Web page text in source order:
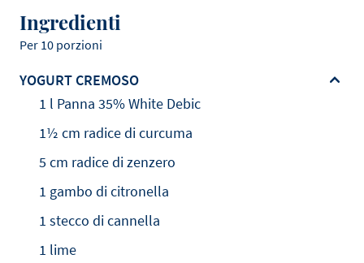
Ingredienti
Per 10 porzioni
YOGURT CREMOSO
1 l Panna 35% White Debic
1½ cm radice di curcuma
5 cm radice di zenzero
1 gambo di citronella
1 stecco di cannella
1 lime